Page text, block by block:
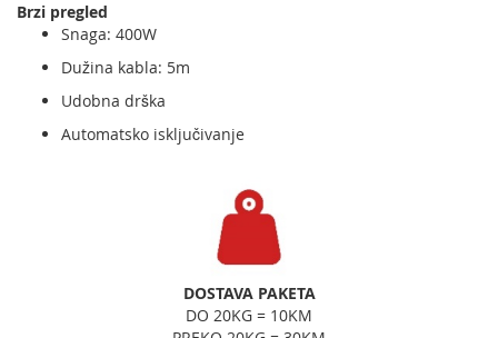
Brzi pregled
Snaga: 400W
Dužina kabla: 5m
Udobna drška
Automatsko isključivanje
DOSTAVA PAKETA
DO 20KG = 10KM